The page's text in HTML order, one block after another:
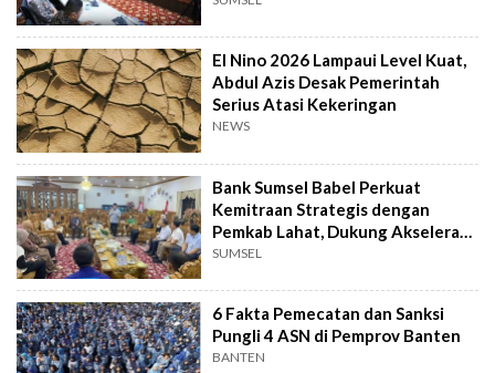
El Nino 2026 Lampaui Level Kuat,
Abdul Azis Desak Pemerintah
Serius Atasi Kekeringan
NEWS
Bank Sumsel Babel Perkuat
Kemitraan Strategis dengan
Pemkab Lahat, Dukung Akselerasi
Ekonomi Daerah
SUMSEL
6 Fakta Pemecatan dan Sanksi
Pungli 4 ASN di Pemprov Banten
BANTEN